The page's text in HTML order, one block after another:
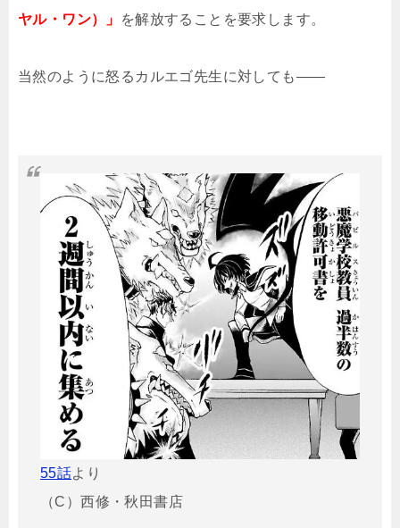
ヤル・ワン）」
を解放することを要求します。
当然のように怒るカルエゴ先生に対しても――
55話より
（C）西修・秋田書店